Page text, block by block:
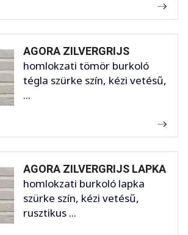
AGORA ZILVERGRIJS
homlokzati tömör burkoló
tégla szürke szín, kézi vetésű,
...
AGORA ZILVERGRIJS LAPKA
homlokzati burkoló lapka
szürke szín, kézi vetésű,
rusztikus ...